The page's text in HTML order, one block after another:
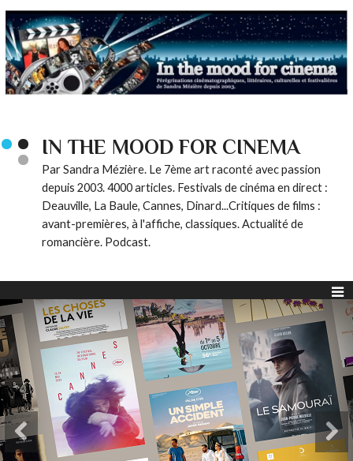
IN THE MOOD FOR CINEMA
Par Sandra Mézière. Le 7ème art raconté avec passion
depuis 2003. 4000 articles. Festivals de cinéma en direct :
Deauville, La Baule, Cannes, Dinard...Critiques de films :
avant-premières, à l'affiche, classiques. Actualité de
romancière. Podcast.